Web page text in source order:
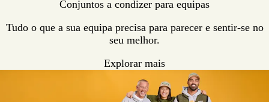
Conjuntos a condizer para equipas
Tudo o que a sua equipa precisa para parecer e sentir-se no
seu melhor.
Explorar mais